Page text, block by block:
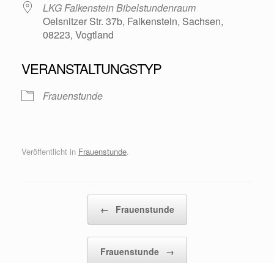
LKG Falkenstein Bibelstundenraum
Oelsnitzer Str. 37b, Falkenstein, Sachsen,
08223, Vogtland
VERANSTALTUNGSTYP
Frauenstunde
Veröffentlicht in Frauenstunde.
← Frauenstunde
Frauenstunde →